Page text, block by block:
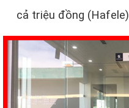
cả triệu đồng (Hafele)